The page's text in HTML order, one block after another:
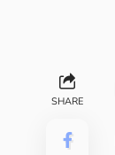
SHARE